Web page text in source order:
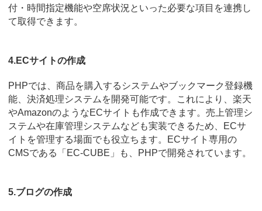
付・時間指定機能や空席状況といった必要な項目を連携し
て取得できます。
4.ECサイトの作成
PHPでは、商品を購入するシステムやブックマーク登録機
能、決済処理システムを開発可能です。これにより、楽天
やAmazonのようなECサイトも作成できます。売上管理シ
ステムや在庫管理システムなども実装できるため、ECサ
イトを管理する場面でも役立ちます。ECサイト専用の
CMSである「EC-CUBE」も、PHPで開発されています。
5.ブログの作成